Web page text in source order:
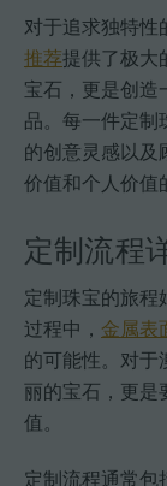
对于追求独特性
推荐提供了极大
宝石，更是创造
品。每一件定制
的创意灵感以及
价值和个人价值
定制流程
定制珠宝的旅程
过程中， 金属表
的可能性。对于
丽的宝石，更是
值。
定制流程通常包